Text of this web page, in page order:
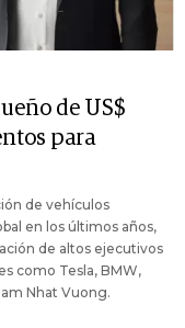
de US$
para
de vehículos
en los últimos años,
de altos ejecutivos
como Tesla, BMW,
Nhat Vuong.